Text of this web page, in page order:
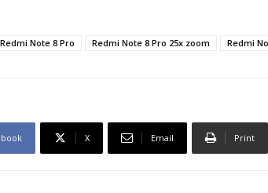
Redmi Note 8 Pro Redmi Note 8 Pro 25x zoom Redmi
X Email Print